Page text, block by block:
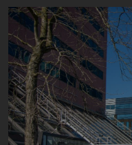
Image